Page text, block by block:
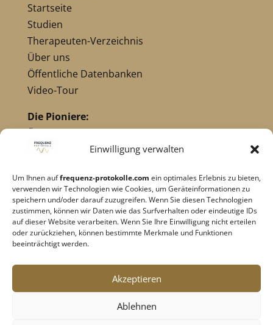
Einwilligung verwalten
Um Ihnen auffrequenz-protokolle.com ein optimales Erlebnis zu bieten,
verwenden wir Technologien wie Cookies, um Geräteinformationen zu
speichern und/oder darauf zuzugreifen. Wenn Sie diesen Technologien
zustimmen, können wir Daten wie das Surfverhalten oder eindeutige IDs
auf dieser Website verarbeiten. Wenn Sie Ihre Einwilligung nicht erteilen
oder zurückziehen, können bestimmte Merkmale und Funktionen
beeinträchtigt werden.
Akzeptieren
Ablehnen
Startseite
Studien
Therapeuten-Verzeichnis
Über uns
Öffentliche Datenbanken
Video-Tour
Die Pioniere:
Übersicht Pioniere
Nikola Tesla
Dr. Hulda Clark
Robert C. Beck
Georges Lakhovsky
verwandte Pioniere
Datenschutz
Cookie-Richtlinie|AGB's